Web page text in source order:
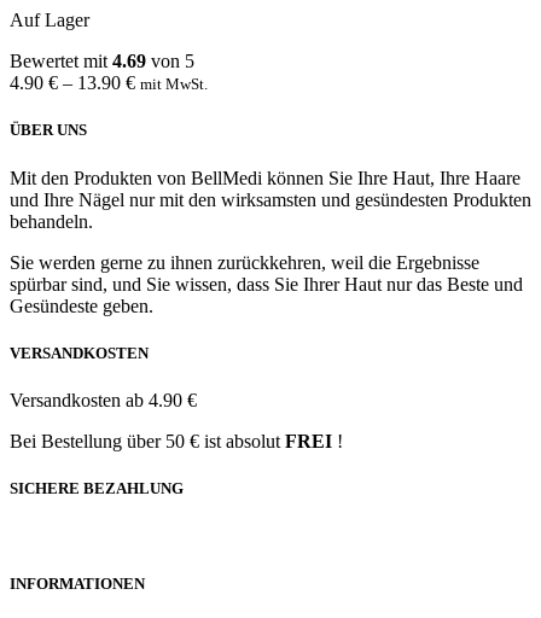
Auf Lager
Bewertet mit 4.69 von 5
4.90 € – 13.90 € mit MwSt.
ÜBER UNS
Mit den Produkten von BellMedi können Sie Ihre Haut, Ihre Haare
und Ihre Nägel nur mit den wirksamsten und gesündesten Produkten
behandeln.
Sie werden gerne zu ihnen zurückkehren, weil die Ergebnisse
spürbar sind, und Sie wissen, dass Sie Ihrer Haut nur das Beste und
Gesündeste geben.
VERSANDKOSTEN
Versandkosten ab 4.90 €
Bei Bestellung über 50 € ist absolut FREI !
SICHERE BEZAHLUNG
INFORMATIONEN